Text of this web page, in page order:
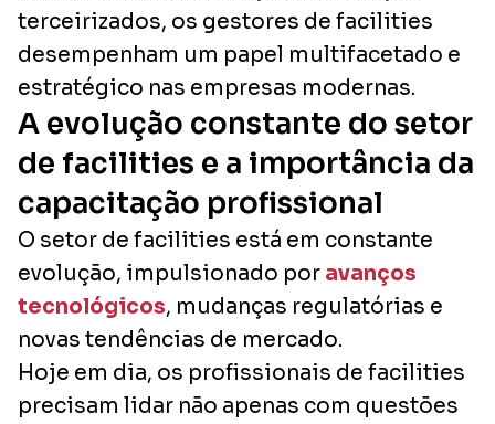
terceirizados, os gestores de facilities
desempenham um papel multifacetado e
estratégico nas empresas modernas.
A evolução constante do setor
de facilities e a importância da
capacitação profissional
O setor de facilities está em constante
evolução, impulsionado por avanços
tecnológicos, mudanças regulatórias e
novas tendências de mercado.
Hoje em dia, os profissionais de facilities
precisam lidar não apenas com questões